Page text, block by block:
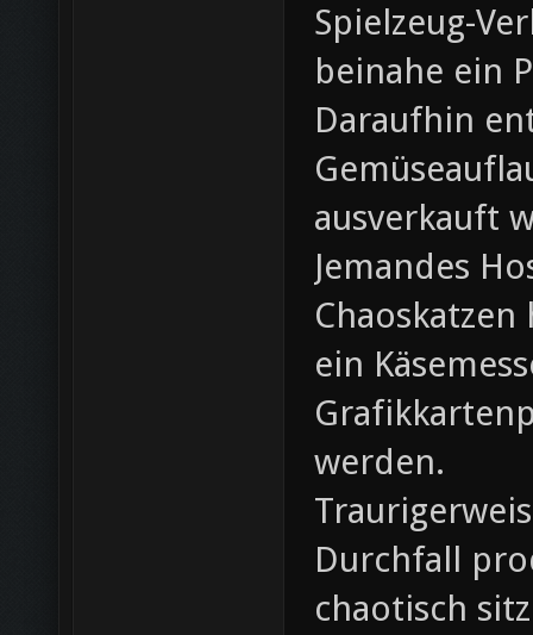
Spielzeug-
beinahe ein
Daraufhin
ausverkauft
Jemandes
ein
werden.
Durchfall
chaotisch